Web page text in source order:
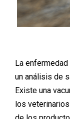
La
un análisis de
Existe una
los